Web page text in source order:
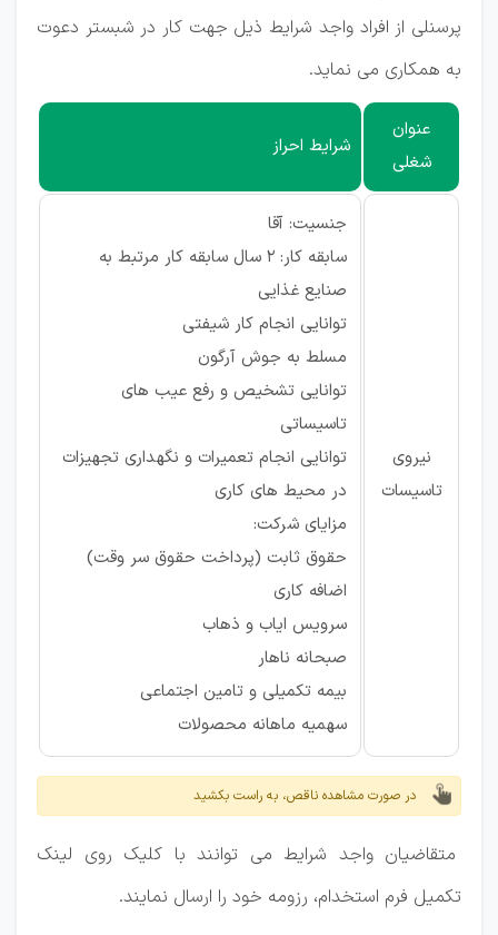
پرسنلی از افراد واجد شرایط ذیل جهت کار در شبستر دعوت
به همکاری می نماید.
عنوان
شغلی
شرایط احراز
نیروی
تاسیسات
جنسیت: آقا
سابقه کار: 2 سال سابقه کار مرتبط به
صنایع غذایی
توانایی انجام کار شیفتی
مسلط به جوش آرگون
توانایی تشخیص و رفع عیب های
تاسیساتی
توانایی انجام تعمیرات و نگهداری تجهیزات
در محیط های کاری
مزایای شرکت:
حقوق ثابت (پرداخت حقوق سر وقت)
اضافه کاری
سرویس ایاب و ذهاب
صبحانه ناهار
بیمه تکمیلی و تامین اجتماعی
سهمیه ماهانه محصولات
در صورت مشاهده ناقص، به راست بکشید
متقاضیان واجد شرایط می توانند با کلیک روی لینک
تکمیل فرم استخدام، رزومه خود را ارسال نمایند.